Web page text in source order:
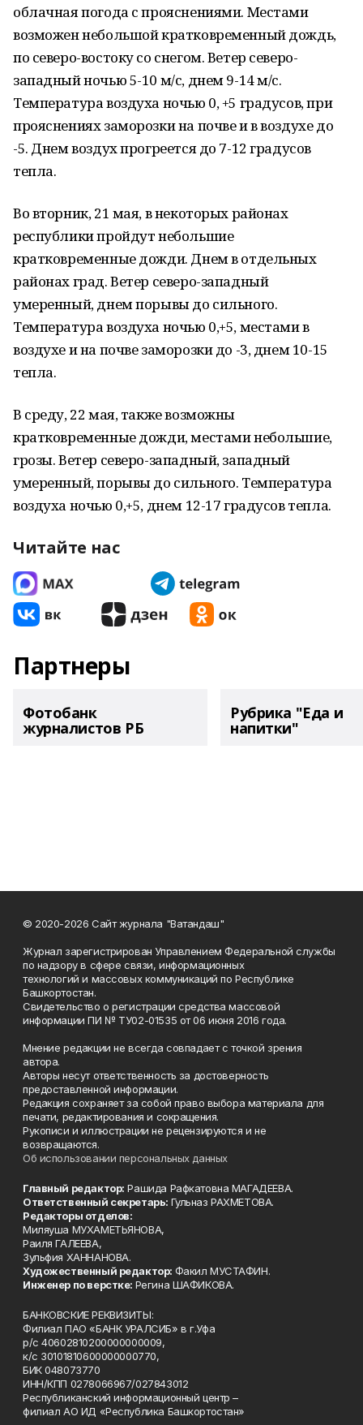
облачная погода с прояснениями. Местами
возможен небольшой кратковременный дождь,
по северо-востоку со снегом. Ветер северо-
западный ночью 5-10 м/с, днем 9-14 м/с.
Температура воздуха ночью 0, +5 градусов, при
прояснениях заморозки на почве и в воздухе до
-5. Днем воздух прогреется до 7-12 градусов
тепла.
Во вторник, 21 мая, в некоторых районах
республики пройдут небольшие
кратковременные дожди. Днем в отдельных
районах град. Ветер северо-западный
умеренный, днем порывы до сильного.
Температура воздуха ночью 0,+5, местами в
воздухе и на почве заморозки до -3, днем 10-15
тепла.
В среду, 22 мая, также возможны
кратковременные дожди, местами небольшие,
грозы. Ветер северо-западный, западный
умеренный, порывы до сильного. Температура
воздуха ночью 0,+5, днем 12-17 градусов тепла.
Читайте нас
Партнеры
Фотобанк
журналистов РБ
Рубрика "Еда и
напитки"
© 2020-2026 Сайт журнала "Ватандаш"
Журнал зарегистрирован Управлением Федеральной службы
по надзору в сфере связи, информационных
технологий и массовых коммуникаций по Республике
Башкортостан.
Свидетельство о регистрации средства массовой
информации ПИ № ТУ02-01535 от 06 июня 2016 года.
Мнение редакции не всегда совпадает с точкой зрения
автора.
Авторы несут ответственность за достоверность
предоставленной информации.
Редакция сохраняет за собой право выбора материала для
печати, редактирования и сокращения.
Рукописи и иллюстрации не рецензируются и не
возвращаются.
Об использовании персональных данных
Главный редактор: Рашида Рафкатовна МАГАДЕЕВА.
Ответственный секретарь: Гульназ РАХМЕТОВА.
Редакторы отделов:
Миляуша МУХАМЕТЬЯНОВА,
Раиля ГАЛЕЕВА,
Зульфия ХАННАНОВА.
Художественный редактор: Факил МУСТАФИН.
Инженер по верстке: Регина ШАФИКОВА.
БАНКОВСКИЕ РЕКВИЗИТЫ:
Филиал ПАО «БАНК УРАЛСИБ» в г.Уфа
р/с 40602810200000000009,
к/с 30101810600000000770,
БИК 048073770
ИНН/КПП 0278066967/027843012
Республиканский информационный центр –
филиал АО ИД «Республика Башкортостан»